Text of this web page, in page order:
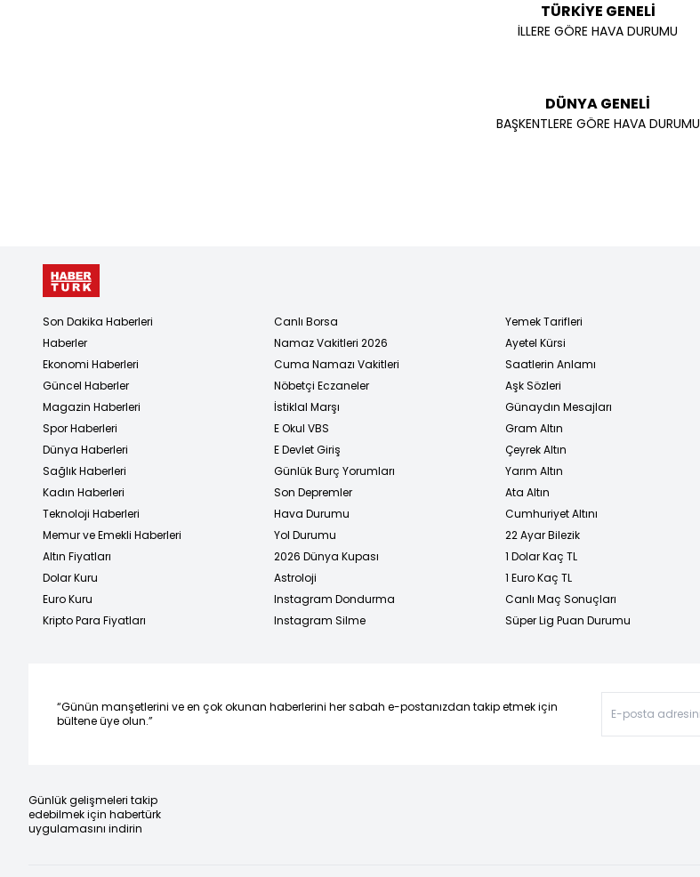
TÜRKİYE GENELİ
İLLERE GÖRE HAVA DURUMU
DÜNYA GENELİ
BAŞKENTLERE GÖRE HAVA DURUMU
Son Dakika Haberleri
Haberler
Ekonomi Haberleri
Güncel Haberler
Magazin Haberleri
Spor Haberleri
Dünya Haberleri
Sağlık Haberleri
Kadın Haberleri
Teknoloji Haberleri
Memur ve Emekli Haberleri
Altın Fiyatları
Dolar Kuru
Euro Kuru
Kripto Para Fiyatları
Canlı Borsa
Namaz Vakitleri 2026
Cuma Namazı Vakitleri
Nöbetçi Eczaneler
İstiklal Marşı
E Okul VBS
E Devlet Giriş
Günlük Burç Yorumları
Son Depremler
Hava Durumu
Yol Durumu
2026 Dünya Kupası
Astroloji
Instagram Dondurma
Instagram Silme
Yemek Tarifleri
Ayetel Kürsi
Saatlerin Anlamı
Aşk Sözleri
Günaydın Mesajları
Gram Altın
Çeyrek Altın
Yarım Altın
Ata Altın
Cumhuriyet Altını
22 Ayar Bilezik
1 Dolar Kaç TL
1 Euro Kaç TL
Canlı Maç Sonuçları
Süper Lig Puan Durumu
“Günün manşetlerini ve en çok okunan haberlerini her sabah e-postanızdan takip etmek için
bültene üye olun.”
Günlük gelişmeleri takip
edebilmek için habertürk
uygulamasını indirin